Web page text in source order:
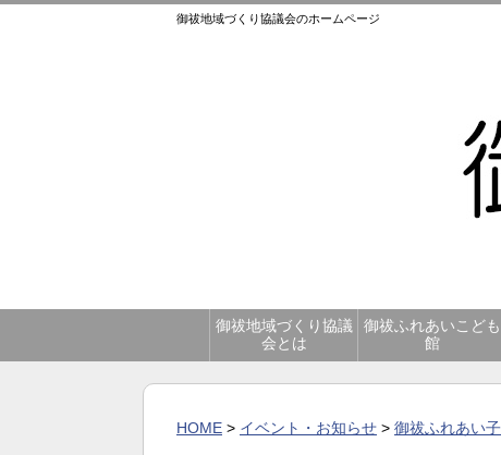
御祓地域づくり協議会のホームページ
御祓地域づくり協議
会とは
御祓ふれあいこども
館
HOME > イベント・お知らせ > 御祓ふれあい